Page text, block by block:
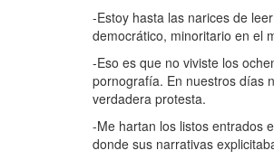
-Estoy hasta las narices de
democrático, minoritario en el
-Eso es que no viviste los
pornografía. En nuestros días
verdadera protesta.
-Me hartan los listos entrados
donde sus narrativas